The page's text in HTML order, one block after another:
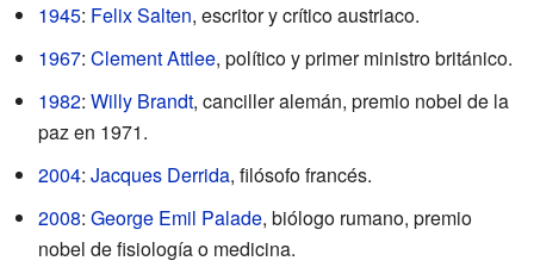
1945: Felix Salten, escritor y crítico austriaco.
1967: Clement Attlee, político y primer ministro británico.
1982: Willy Brandt, canciller alemán, premio nobel de la
paz en 1971.
2004: Jacques Derrida, filósofo francés.
2008: George Emil Palade, biólogo rumano, premio
nobel de fisiología o medicina.